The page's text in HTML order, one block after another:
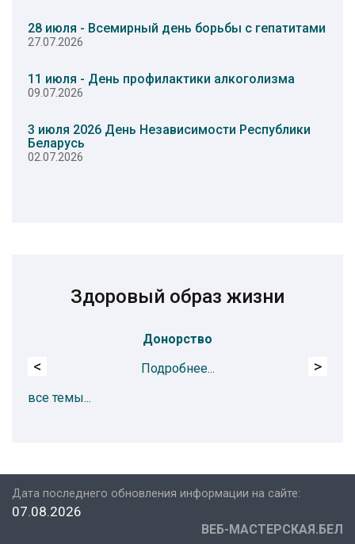
28 июля - Всемирный день борьбы с гепатитами
27.07.2026
11 июля - День профилактики алкоголизма
09.07.2026
3 июля 2026 День Независимости Республики
Беларусь
02.07.2026
Здоровый образ жизни
Донорство
Подробнее...
< >
все темы...
Дата последнего обновления информации на сайте:
07.08.2026
ВЕБ-МАСТЕРСКАЯ.БЕЛ